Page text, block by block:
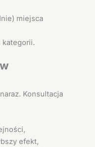
miejsca
kategorii.
Konsultacja
efekt,